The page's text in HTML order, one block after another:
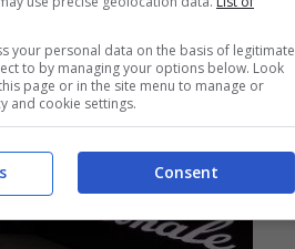
your personal data on the basis of legitimate
to by managing your options below. Look
page or in the site menu to manage or
and cookie settings.
Consent